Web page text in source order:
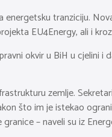
tranziciju.
EU4Energy, ali i
okvir u BiH u cjelini
zemlje.
što im je istekao
– naveli su iz